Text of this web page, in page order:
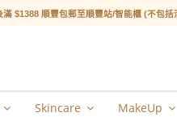
$1388 順豐包郵至順豐站/智能櫃 (不包括
Skincare MakeUp